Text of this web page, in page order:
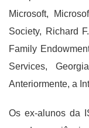
Microsoft,
Society, Richard
Family
Services,
Anteriormente, a
Os ex-alunos da